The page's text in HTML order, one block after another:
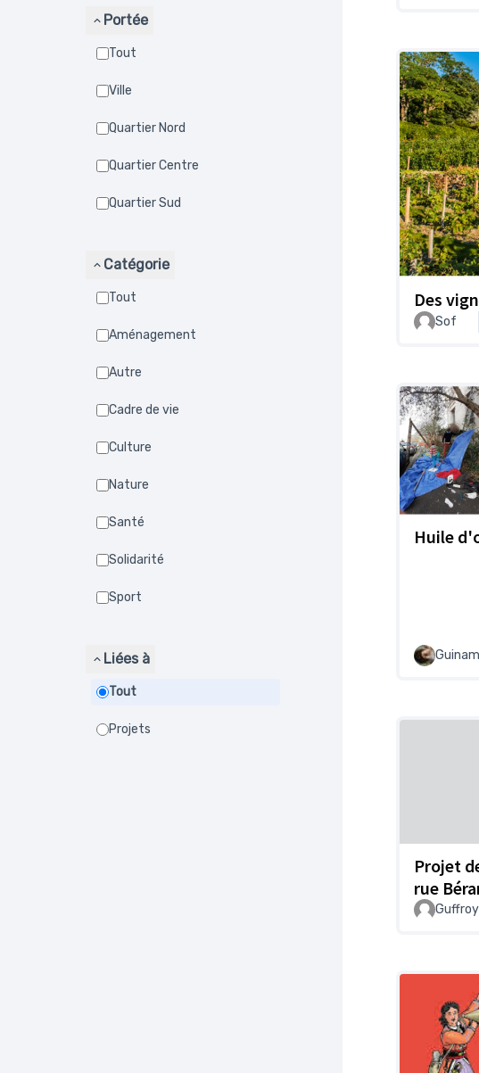
Portée
Tout
Ville
Quartier Nord
Quartier Centre
Quartier Sud
Catégorie
Tout
Aménagement
Autre
Cadre de vie
Culture
Nature
Santé
Solidarité
Sport
Liées à
Tout
Projets
Des
Sof
Huile
Projet
rue
Guffroy